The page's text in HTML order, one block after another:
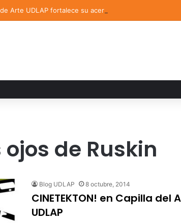
Arte UDLAP fortalece su acervo con nuevas obras
de Ruskin
Blog UDLAP 8 octubre, 2014
CINETEKTON! en Capilla del
UDLAP